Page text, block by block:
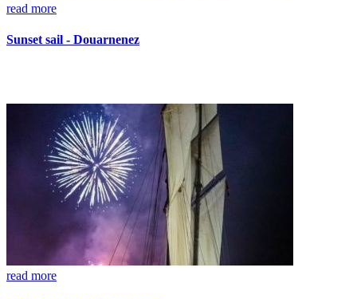
read more
Sunset sail - Douarnenez
read more